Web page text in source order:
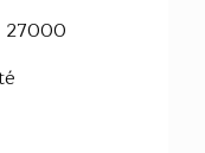
27000